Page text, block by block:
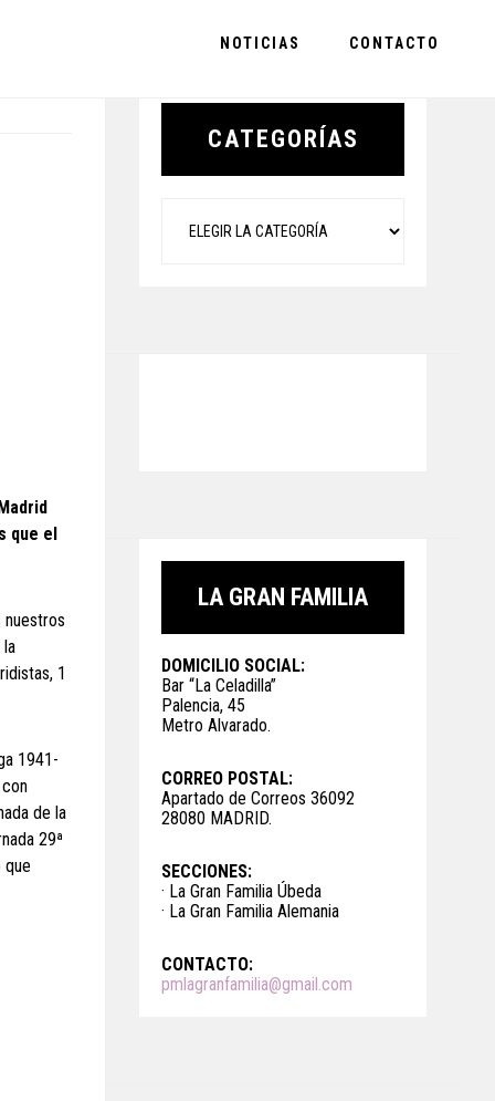
NOTICIAS CONTACTO
que el
nuestros
la
1
1941-
de la
29ª
que
Primary
CATEGORÍAS
LA GRAN FAMILIA
DOMICILIO SOCIAL:
Bar “La Celadilla”
Palencia, 45
Metro Alvarado.
CORREO POSTAL:
Apartado de Correos 36092
28080 MADRID.
SECCIONES:
· La Gran Familia Úbeda
· La Gran Familia Alemania
CONTACTO:
pmlagranfamilia@gmail.com